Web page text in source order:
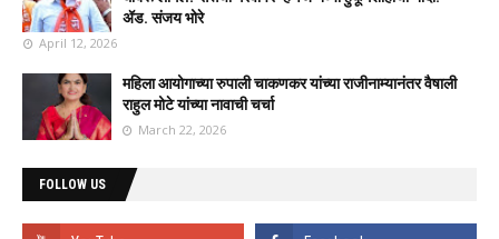
ॲड. संजय भोरे
April 12, 2026
महिला आयोगाच्या रुपाली चाकणकर यांच्या राजीनाम्यानंतर वैषाली
राहुल मोटे यांच्या नावाची चर्चा
March 22, 2026
FOLLOW US